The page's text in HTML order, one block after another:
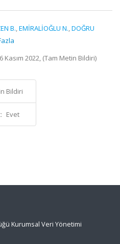
B.,EMİRALİOĞLU N.,DOĞRU
2022, (Tam Metin Bildiri)
Bildiri
Evet
Kurumsal Veri Yönetimi